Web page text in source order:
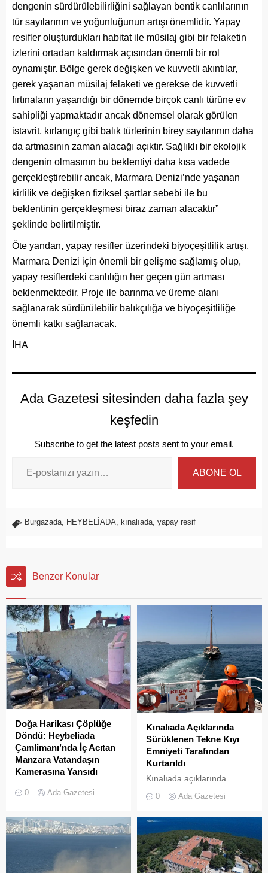
dengenin sürdürülebilirliğini sağlayan bentik canlılarının
tür sayılarının ve yoğunluğunun artışı önemlidir. Yapay
resifler oluşturdukları habitat ile müsilaj gibi bir felaketin
izlerini ortadan kaldırmak açısından önemli bir rol
oynamıştır. Bölge gerek değişken ve kuvvetli akıntılar,
gerek yaşanan müsilaj felaketi ve gerekse de kuvvetli
fırtınaların yaşandığı bir dönemde birçok canlı türüne ev
sahipliği yapmaktadır ancak dönemsel olarak görülen
istavrit, kırlangıç gibi balık türlerinin birey sayılarının daha
da artmasının zaman alacağı açıktır. Sağlıklı bir ekolojik
dengenin olmasının bu beklentiyi daha kısa vadede
gerçekleştirebilir ancak, Marmara Denizi’nde yaşanan
kirlilik ve değişken fiziksel şartlar sebebi ile bu
beklentinin gerçekleşmesi biraz zaman alacaktır”
şeklinde belirtilmiştir.
Öte yandan, yapay resifler üzerindeki biyoçeşitlilik artışı,
Marmara Denizi için önemli bir gelişme sağlamış olup,
yapay resiflerdeki canlılığın her geçen gün artması
beklenmektedir. Proje ile barınma ve üreme alanı
sağlanarak sürdürülebilir balıkçılığa ve biyoçeşitliliğe
önemli katkı sağlanacak.
İHA
Ada Gazetesi sitesinden daha fazla şey
keşfedin
Subscribe to get the latest posts sent to your email.
ABONE OL
Burgazada, HEYBELİADA, kınalıada, yapay resif
Benzer Konular
Doğa Harikası Çöplüğe
Döndü: Heybeliada
Çamlimanı’nda İç Acıtan
Manzara Vatandaşın
Kamerasına Yansıdı
Çamlimanı Koyu,
eksikliğinin kurbanı oldu.
Doğal güzelliğiyle bilinen
koyun her köşesinin çöple
dolduğu o anlar, bir
vatandaşın kamerasına
0 Ada Gazetesi
Kınalıada Açıklarında
Sürüklenen Tekne Kıyı
Emniyeti Tarafından
Kurtarıldı
Kınalıada açıklarında
denizde mahsur kalan bir
ekiplerinin zamanında
müdahalesiyle kurtarıldı.
0 Ada Gazetesi